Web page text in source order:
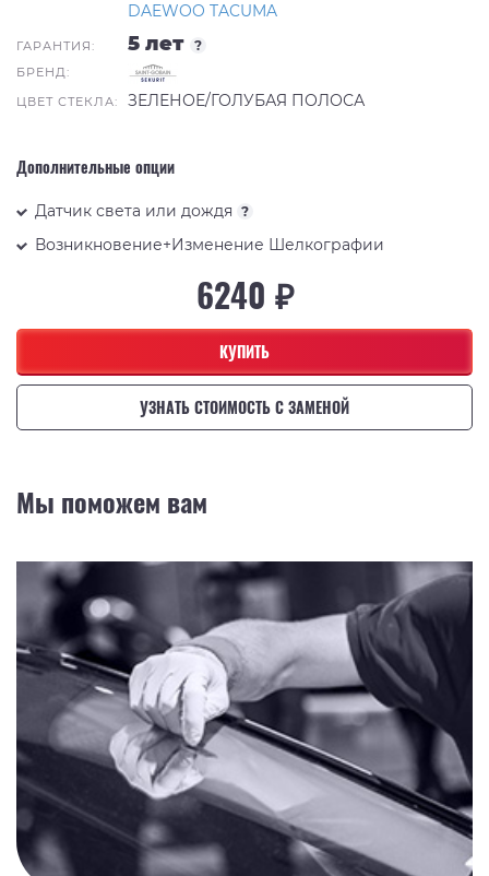
DAEWOO TACUMA
ГАРАНТИЯ: 5 лет ?
БРЕНД:
ЦВЕТ СТЕКЛА:
ЗЕЛЕНОЕ/ГОЛУБАЯ ПОЛОСА
Дополнительные опции
Датчик света или дождя ?
Возникновение+Изменение Шелкографии
6240 ₽
КУПИТЬ
УЗНАТЬ СТОИМОСТЬ С ЗАМЕНОЙ
Мы поможем вам